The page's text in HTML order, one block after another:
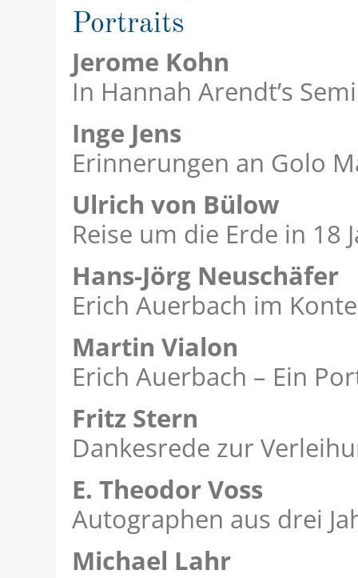
Portraits
Jerome Kohn
In Hannah Arendt’s
Inge Jens
Erinnerungen an Golo
Ulrich von Bülow
Reise um die Erde in 18
Hans-Jörg Neuschäfer
Erich Auerbach im
Martin Vialon
Erich Auerbach – Ein
Fritz Stern
Dankesrede zur
E. Theodor Voss
Autographen aus drei
Michael Lahr